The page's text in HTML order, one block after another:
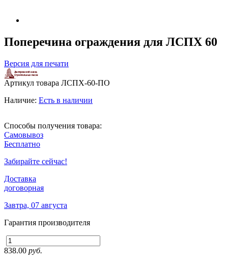
Поперечина ограждения для ЛСПХ 60
Версия для печати
Артикул товара ЛСПХ-60-ПО
Наличие: Есть в наличии
Способы получения товара:
Самовывоз
Бесплатно
Забирайте сейчас!
Доставка
договорная
Завтра, 07 августа
Гарантия производителя
838.00 руб.